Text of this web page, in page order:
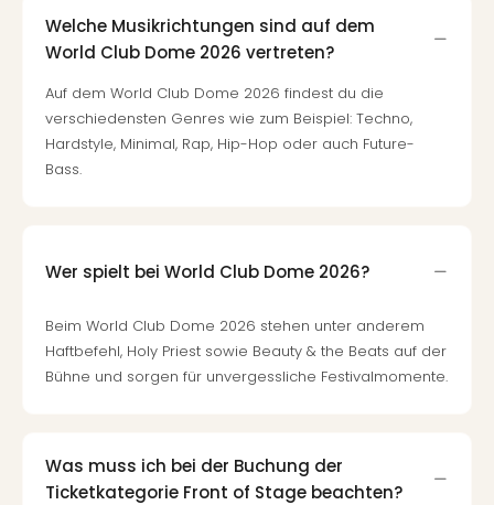
Welche Musikrichtungen sind auf dem
World Club Dome 2026 vertreten?
Auf dem World Club Dome 2026 findest du die
verschiedensten Genres wie zum Beispiel: Techno,
Hardstyle, Minimal, Rap, Hip-Hop oder auch Future-
Bass.
Wer spielt bei World Club Dome 2026?
Beim World Club Dome 2026 stehen unter anderem
Haftbefehl, Holy Priest sowie Beauty & the Beats auf der
Bühne und sorgen für unvergessliche Festivalmomente.
Was muss ich bei der Buchung der
Ticketkategorie Front of Stage beachten?